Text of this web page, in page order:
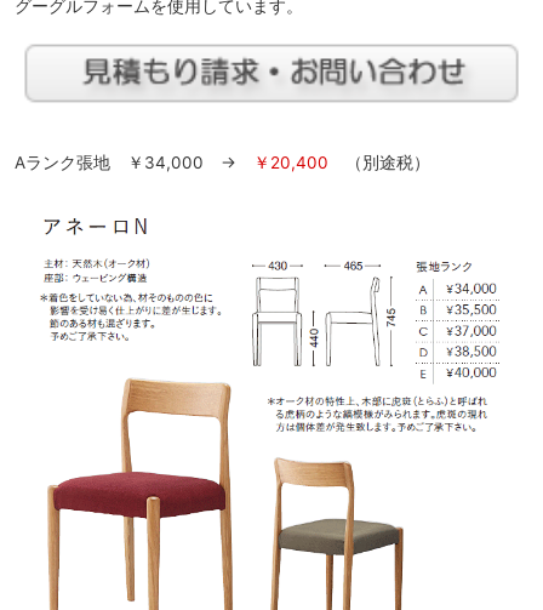
グーグルフォームを使用しています。
Aランク張地 ￥34,000 → ￥20,400 （別途税）